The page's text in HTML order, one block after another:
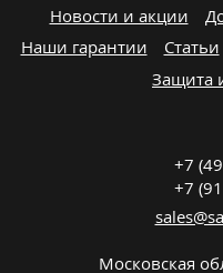
Новости и акции
Наши гарантии
Статьи
Защита
+7
+7
Московская